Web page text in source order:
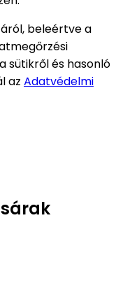
beleértve a
sütikről és hasonló
az Adatvédelmi